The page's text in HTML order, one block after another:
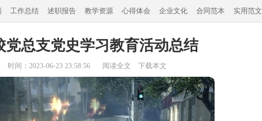
工作总结 述职报告 教学资源 心得体会 企业文化 合同范本 实用范文
党总支党史学习教育活动总结
时间：2023-06-23 23:58:56 阅读全文 下载本文